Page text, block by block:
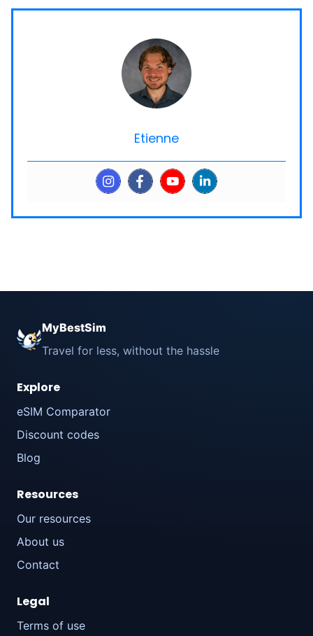
Etienne
MyBestSim
Travel for less, without the hassle
Explore
eSIM Comparator
Discount codes
Blog
Resources
Our resources
About us
Contact
Legal
Terms of use